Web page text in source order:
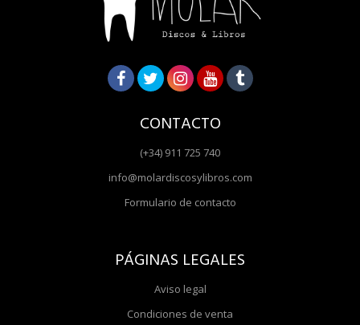
CONTACTO
(+34) 911 725 740
info@molardiscosylibros.com
Formulario de contacto
PÁGINAS LEGALES
Aviso legal
Condiciones de venta